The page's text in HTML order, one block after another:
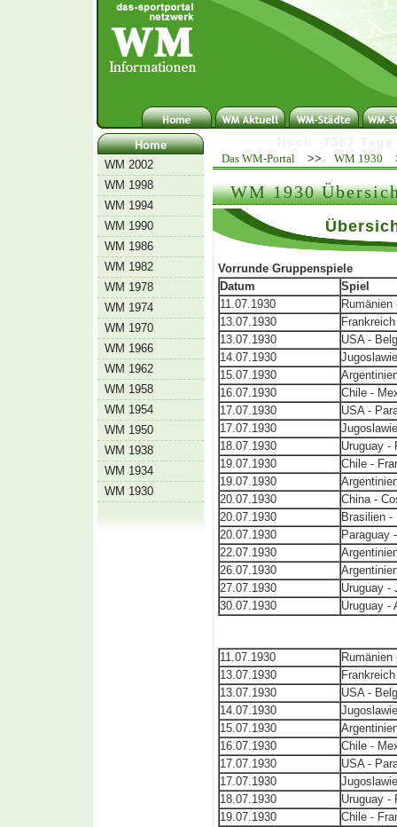
Home
WM 2002
WM 1998
WM 1994
WM 1990
WM 1986
WM 1982
WM 1978
WM 1974
WM 1970
WM 1966
WM 1962
WM 1958
WM 1954
WM 1950
WM 1938
WM 1934
WM 1930
Das WM-Portal
>> WM 1930
WM 1930
Vorrunde Gruppenspiele
Datum
Spiel
11.07.1930
Rumänien
13.07.1930
13.07.1930
USA -
14.07.1930
15.07.1930
16.07.1930
Chile -
17.07.1930
USA -
17.07.1930
18.07.1930
Uruguay -
19.07.1930
Chile -
19.07.1930
20.07.1930
China -
20.07.1930
Brasilien -
20.07.1930
Paraguay
22.07.1930
26.07.1930
27.07.1930
Uruguay -
30.07.1930
Uruguay -
11.07.1930
Rumänien
13.07.1930
13.07.1930
USA -
14.07.1930
15.07.1930
16.07.1930
Chile -
17.07.1930
USA -
17.07.1930
18.07.1930
Uruguay -
19.07.1930
Chile -